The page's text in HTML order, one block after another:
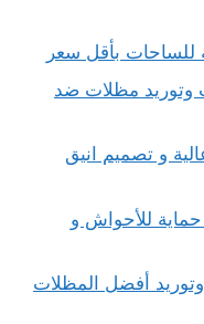
للساحات بأقل سعر
تركيب وتوريد مظلات ضد
و تصميم انيق
للأحواش و
أفضل المظلات